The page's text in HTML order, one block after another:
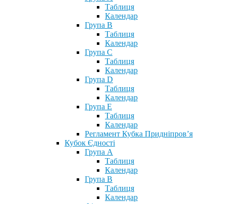
Таблиця
Календар
Група В
Таблиця
Календар
Група С
Таблиця
Календар
Група D
Таблиця
Календар
Група Е
Таблиця
Календар
Регламент Кубка Придніпров’я
Кубок Єдності
Група А
Таблиця
Календар
Група В
Таблиця
Календар